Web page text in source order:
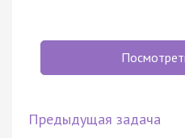
Предыдущая задача